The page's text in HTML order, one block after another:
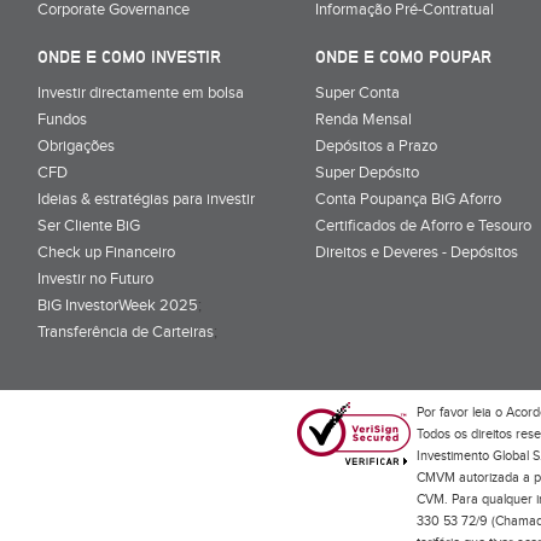
Corporate Governance Informação Pré-Contratual
ONDE E COMO INVESTIR
Investir directamente em bolsa
Fundos
Obrigações
CFD
Ideias & estratégias para investir
Ser Cliente BiG
Check up Financeiro
Investir no Futuro
BiG InvestorWeek 2025;
Transferência de Carteiras;
ONDE E COMO POUPAR
Super Conta
Renda Mensal
Depósitos a Prazo
Super Depósito
Conta Poupança BiG Aforro
Certificados de Aforro e Tesouro
Direitos e Deveres - Depósitos
Por favor leia o
Todos os direitos
Investimento Global
CMVM autorizada a
CVM. Para qualquer
330 53 72/9